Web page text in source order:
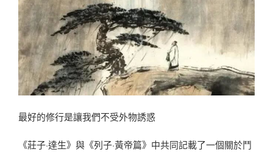
最好的修行是讓我們不受外物誘惑
《莊子·達生》與《列子·黃帝篇》中共同記載了一個關於鬥